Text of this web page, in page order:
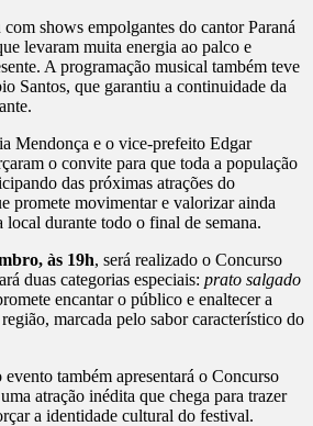
shows empolgantes do cantor Paraná
levaram muita energia ao palco e
A programação musical também teve
Santos, que garantiu a continuidade da
Mendonça e o vice-prefeito Edgar
o convite para que toda a população
das próximas atrações do
promete movimentar e valorizar ainda
local durante todo o final de semana.
às 19h, será realizado o Concurso
duas categorias especiais: prato salgado
encantar o público e enaltecer a
marcada pelo sabor característico do
também apresentará o Concurso
atração inédita que chega para trazer
a identidade cultural do festival.